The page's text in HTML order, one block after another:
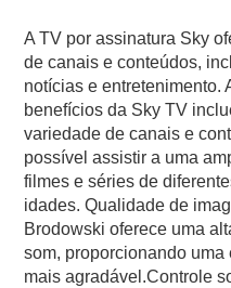
A TV por assinatura Sky
de canais e conteúdos,
notícias e entretenimento.
benefícios da Sky TV
variedade de canais e
possível assistir a uma
filmes e séries de
idades. Qualidade de
Brodowski oferece uma
som, proporcionando
mais agradável.Controle